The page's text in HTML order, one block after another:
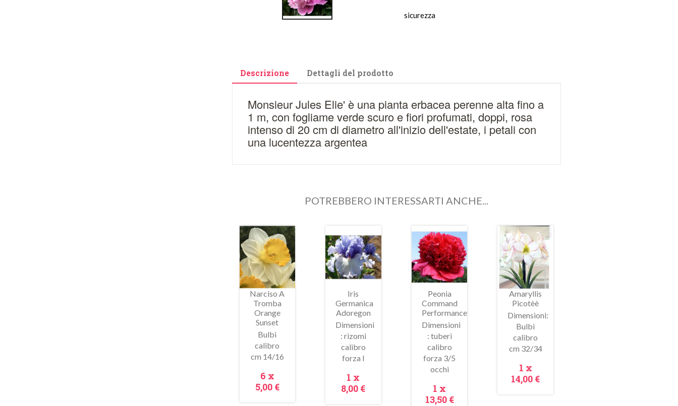
sicurezza
Descrizione Dettagli del prodotto
Monsieur Jules Elie' è una pianta erbacea perenne alta fino a
1 m, con fogliame verde scuro e fiori profumati, doppi, rosa
intenso di 20 cm di diametro all'inizio dell'estate, i petali con
una lucentezza argentea
POTREBBERO INTERESSARTI ANCHE...
Anteprima
Narciso A
Tromba
Orange
Sunset
Bulbi
calibro
cm 14/16
Prezzo
6 x
5,00 €
Anteprima
Iris
Germanica
Adoregon
Dimensioni
: rizomi
calibro
forza I
Prezzo
1 x
8,00 €
Anteprima
Peonia
Command
Performance
Dimensioni
: tuberi
calibro
forza 3/5
occhi
Prezzo
1 x
13,50 €
Anteprima
Amaryllis
Picotèè
Dimensioni:
Bulbi
calibro
cm 32/34
Prezzo
1 x
14,00 €